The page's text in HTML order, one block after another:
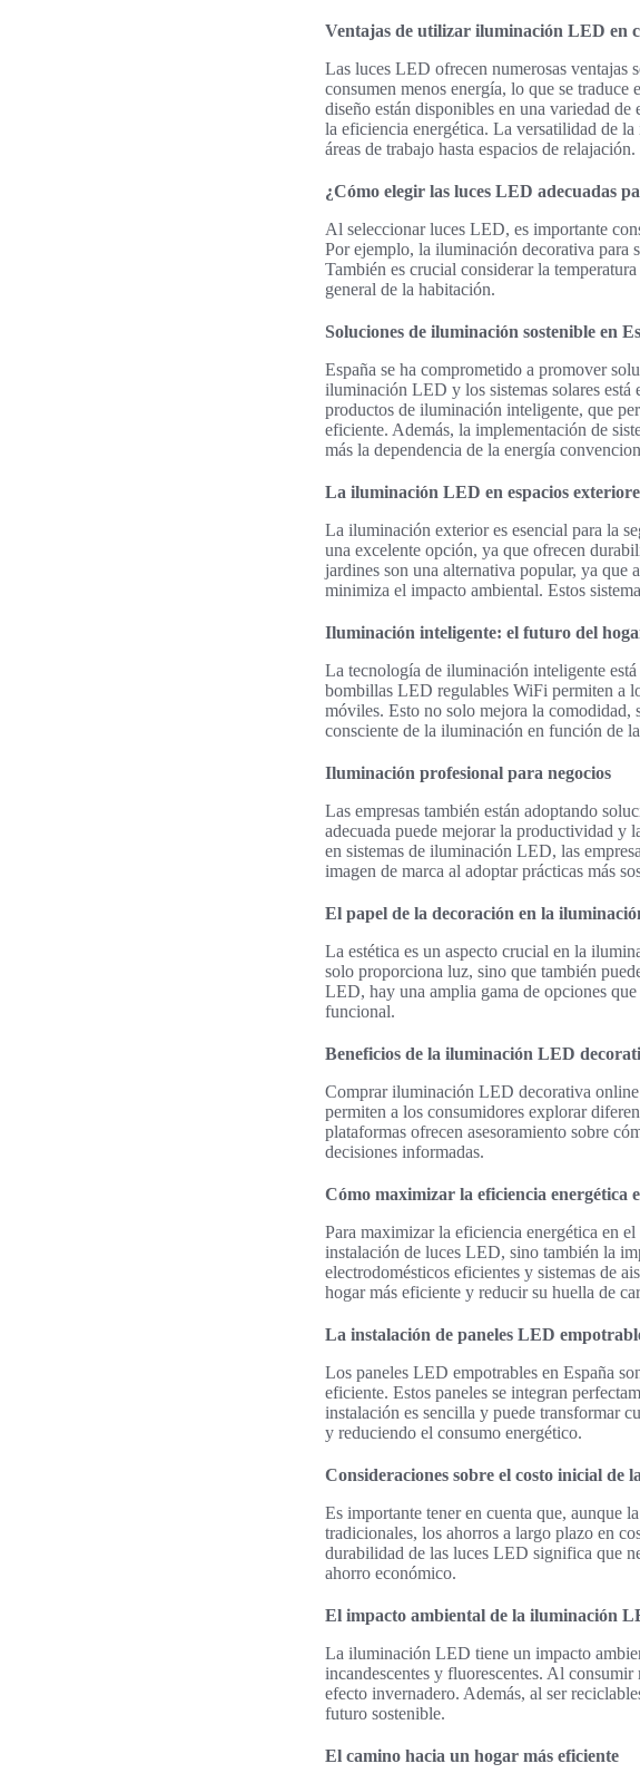
Ventajas de utilizar iluminación LED en
Las luces LED ofrecen numerosas ventajas
consumen menos energía, lo que se
diseño están disponibles en una variedad
la eficiencia energética. La versatilidad de
áreas de trabajo hasta espacios de relajación.
¿Cómo elegir las luces LED adecuadas
Al seleccionar luces LED, es importante
Por ejemplo, la iluminación decorativa para
También es crucial considerar la
general de la habitación.
Soluciones de iluminación sostenible en
España se ha comprometido a promover
iluminación LED y los sistemas solares
productos de iluminación inteligente, que
eficiente. Además, la implementación de
más la dependencia de la energía
La iluminación LED en espacios
La iluminación exterior es esencial para la
una excelente opción, ya que ofrecen
jardines son una alternativa popular, ya que
minimiza el impacto ambiental. Estos
Iluminación inteligente: el futuro del
La tecnología de iluminación inteligente
bombillas LED regulables WiFi permiten a
móviles. Esto no solo mejora la comodidad,
consciente de la iluminación en función de
Iluminación profesional para negocios
Las empresas también están adoptando
adecuada puede mejorar la productividad y
en sistemas de iluminación LED, las
imagen de marca al adoptar prácticas más
El papel de la decoración en la
La estética es un aspecto crucial en la
solo proporciona luz, sino que también
LED, hay una amplia gama de opciones
funcional.
Beneficios de la iluminación LED
Comprar iluminación LED decorativa
permiten a los consumidores explorar
plataformas ofrecen asesoramiento sobre
decisiones informadas.
Cómo maximizar la eficiencia energética
Para maximizar la eficiencia energética en
instalación de luces LED, sino también la
electrodomésticos eficientes y sistemas de
hogar más eficiente y reducir su huella de
La instalación de paneles LED
Los paneles LED empotrables en España
eficiente. Estos paneles se integran
instalación es sencilla y puede transformar
y reduciendo el consumo energético.
Consideraciones sobre el costo inicial de
Es importante tener en cuenta que, aunque
tradicionales, los ahorros a largo plazo en
durabilidad de las luces LED significa que
ahorro económico.
El impacto ambiental de la iluminación
La iluminación LED tiene un impacto
incandescentes y fluorescentes. Al
efecto invernadero. Además, al ser
futuro sostenible.
El camino hacia un hogar más eficiente